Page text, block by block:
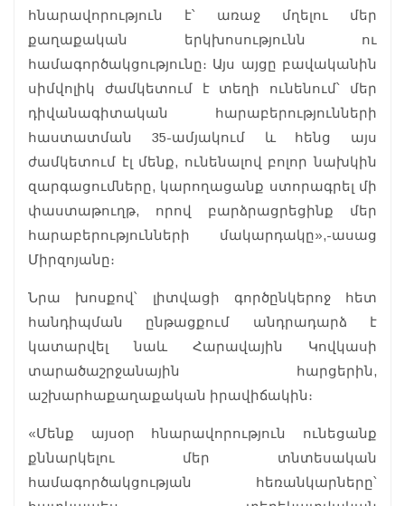
հնարավորություն է՝ առաջ մղելու մեր
քաղաքական երկխոսությունն ու
համագործակցությունը։ Այս այցը բավականին
սիմվոլիկ ժամկետում է տեղի ունենում՝ մեր
դիվանագիտական հարաբերությունների
հաստատման 35-ամյակում և հենց այս
ժամկետում էլ մենք, ունենալով բոլոր նախկին
զարգացումները, կարողացանք ստորագրել մի
փաստաթուղթ, որով բարձրացրեցինք մեր
հարաբերությունների մակարդակը»,-ասաց
Միրզոյանը։
Նրա խոսքով՝ լիտվացի գործընկերոջ հետ
հանդիպման ընթացքում անդրադարձ է
կատարվել նաև Հարավային Կովկասի
տարածաշրջանային հարցերին,
աշխարհաքաղաքական իրավիճակին։
«Մենք այսօր հնարավորություն ունեցանք
քննարկելու մեր տնտեսական
համագործակցության հեռանկարները՝